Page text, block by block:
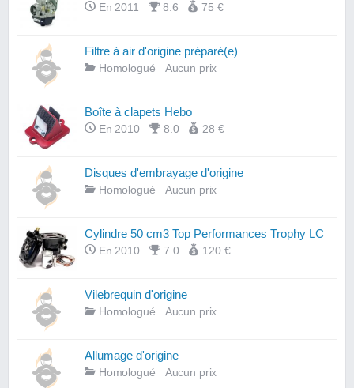
En 2011 8.6 75 €
Filtre à air d'origine préparé(e)
Homologué Aucun prix
Boîte à clapets Hebo
En 2010 8.0 28 €
Disques d'embrayage d'origine
Homologué Aucun prix
Cylindre 50 cm3 Top Performances Trophy LC
En 2010 7.0 120 €
Vilebrequin d'origine
Homologué Aucun prix
Allumage d'origine
Homologué Aucun prix